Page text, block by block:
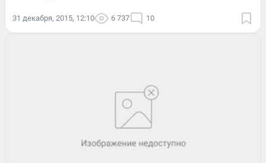
31 декабря, 2015, 12:10 6 737 10